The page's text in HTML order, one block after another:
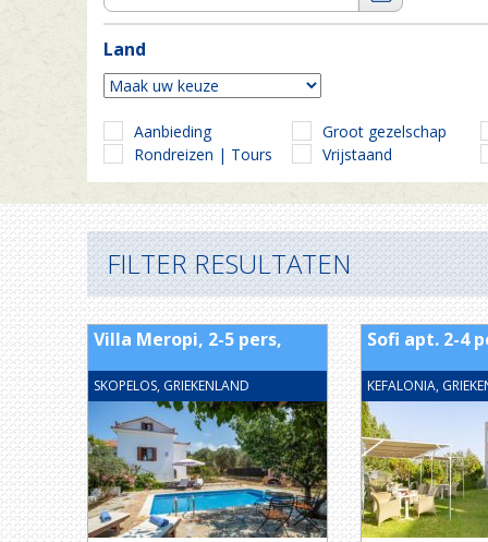
Land
Aanbieding
Groot gezelschap
Rondreizen | Tours
Vrijstaand
FILTER RESULTATEN
Villa Meropi, 2-5 pers,
SKOPELOS, GRIEKENLAND
Sofi apt. 2-4
KEFALONIA,